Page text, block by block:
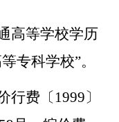
高等学校学历
专科学校”。
行费〔1999〕